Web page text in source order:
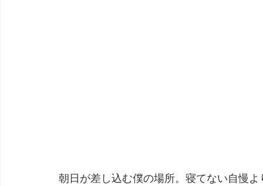
朝日が差し込む僕の場所。寝てない自慢